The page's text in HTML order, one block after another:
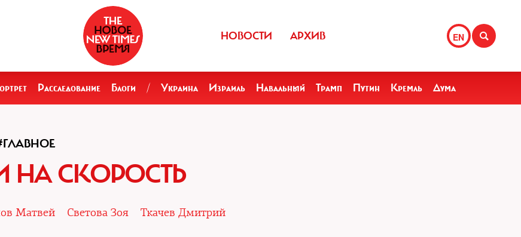
EN
НОВОСТИ АРХИВ
Расследование Блоги / Украина Израиль Навальный Трамп Путин Кремль Дума
НА СКОРОСТЬ
Матвей Светова Зоя Ткачев Дмитрий